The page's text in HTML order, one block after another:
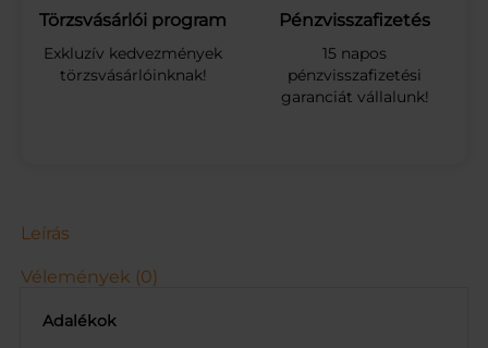
D
R
S
1
i
Törzsvásárlói program
Exkluzív kedvezmények
törzsvásárlóinknak!
Pénzvisszafizetés
15 napos
pénzvisszafizetési
garanciát vállalunk!
Leírás
Vélemények (0)
Adalékok